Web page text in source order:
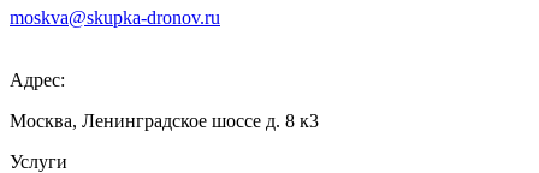
moskva@skupka-dronov.ru
Адрес:
Москва, Ленинградское шоссе д. 8 к3
Услуги